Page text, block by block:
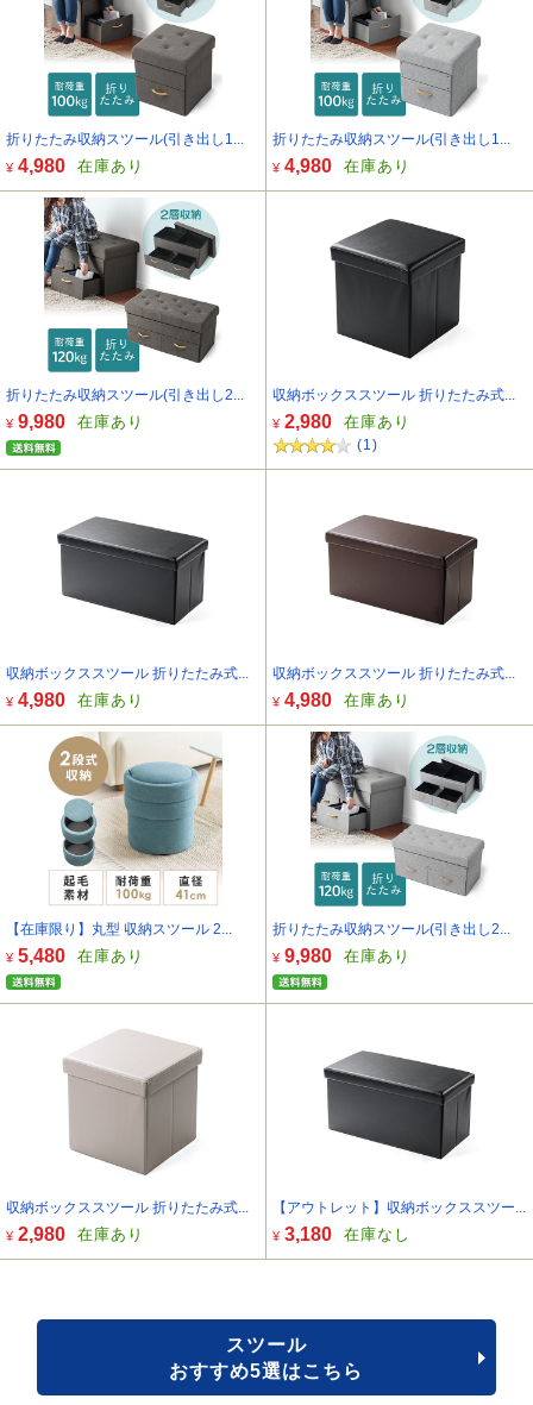
折りたたみ収納スツール(引き出し1...
¥ 4,980 在庫あり
折りたたみ収納スツール(引き出し1...
¥ 4,980 在庫あり
折りたたみ収納スツール(引き出し2...
¥ 9,980 在庫あり
収納ボックススツール 折りたたみ式...
¥ 2,980 在庫あり
(1)
収納ボックススツール 折りたたみ式...
¥ 4,980 在庫あり
収納ボックススツール 折りたたみ式...
¥ 4,980 在庫あり
【在庫限り】丸型 収納スツール 2...
¥ 5,480 在庫あり
折りたたみ収納スツール(引き出し2...
¥ 9,980 在庫あり
収納ボックススツール 折りたたみ式...
¥ 2,980 在庫あり
【アウトレット】収納ボックススツー...
¥ 3,180 在庫なし
スツール
おすすめ5選はこちら